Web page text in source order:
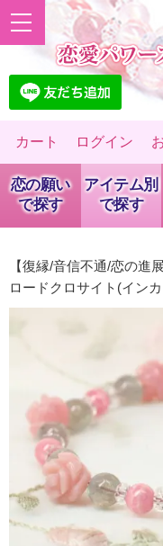
カート ログイン
恋の願い
で探す
アイテム別
で探す
【復縁/音信不通/恋の進
ロードクロサイト(イン